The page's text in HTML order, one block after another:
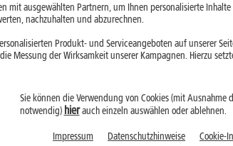
Tarife für
mit ausgewählten Partnern, um Ihnen personalisierte
nachzuhalten und abzurechnen.
Produkt- und Serviceangeboten auf unserer
Messung der Wirksamkeit unserer Kampagnen. Hierzu
Sie können die Verwendung von Cookies (mit Ausnahme
notwendig) hierauch einzeln auswählen oder ablehnen.
Impressum Datenschutzhinweise Cookie-